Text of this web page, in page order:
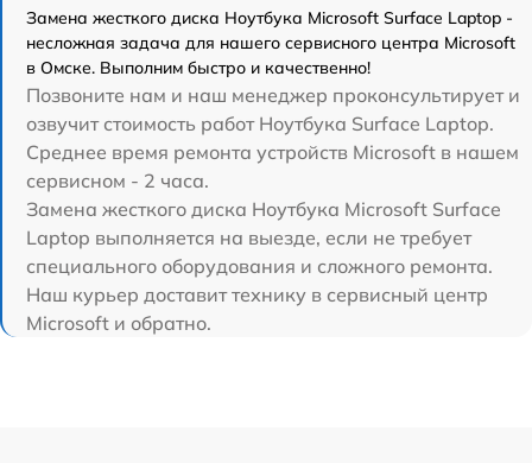
Замена жесткого диска Ноутбука Microsoft Surface Laptop -
несложная задача для нашего сервисного центра Microsoft
в Омске. Выполним быстро и качественно!
Позвоните нам и наш менеджер проконсультирует и
озвучит стоимость работ Ноутбука Surface Laptop.
Среднее время ремонта устройств Microsoft в нашем
сервисном - 2 часа.
Замена жесткого диска Ноутбука Microsoft Surface
Laptop выполняется на выезде, если не требует
специального оборудования и сложного ремонта.
Наш курьер доставит технику в сервисный центр
Microsoft и обратно.